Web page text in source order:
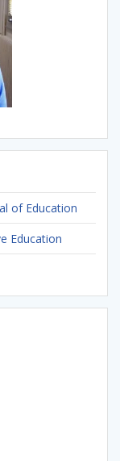
of Education
Education